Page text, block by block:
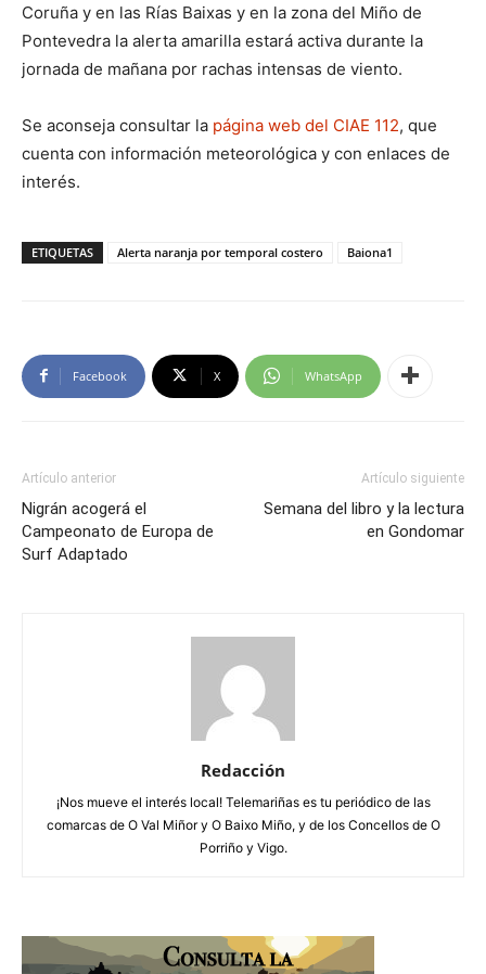
Coruña y en las Rías Baixas y en la zona del Miño de
Pontevedra la alerta amarilla estará activa durante la
jornada de mañana por rachas intensas de viento.
Se aconseja consultar la página web del CIAE 112, que
cuenta con información meteorológica y con enlaces de
interés.
ETIQUETAS Alerta naranja por temporal costero Baiona1
Facebook X WhatsApp
Artículo anterior
Nigrán acogerá el
Campeonato de Europa de
Surf Adaptado
Artículo siguiente
Semana del libro y la lectura
en Gondomar
Redacción
¡Nos mueve el interés local! Telemariñas es tu periódico de las
comarcas de O Val Miñor y O Baixo Miño, y de los Concellos de O
Porriño y Vigo.